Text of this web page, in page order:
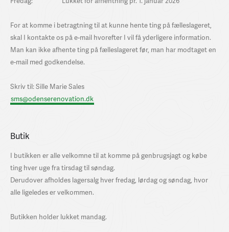
For at komme i betragtning til at kunne hente ting på fælleslageret,
skal I kontakte os på e-mail hvorefter I vil få yderligere information.
Man kan ikke afhente ting på fælleslageret før, man har modtaget en
e-mail med godkendelse.
Skriv til: Sille Marie Sales
sms@odenserenovation.dk
Butik
I butikken er alle velkomne til at komme på genbrugsjagt og købe
ting hver uge fra tirsdag til søndag.
Derudover afholdes lagersalg hver fredag, lørdag og søndag, hvor
alle ligeledes er velkommen.
Butikken holder lukket mandag.